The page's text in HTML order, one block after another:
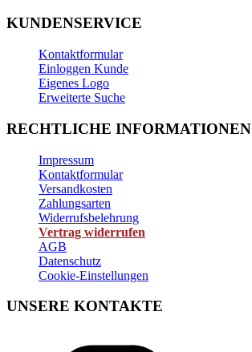
KUNDENSERVICE
Kontaktformular
Einloggen Kunde
Eigenes Logo
Erweiterte Suche
RECHTLICHE INFORMATIONEN
Impressum
Kontaktformular
Versandkosten
Zahlungsarten
Widerrufsbelehrung
Vertrag widerrufen
AGB
Datenschutz
Cookie-Einstellungen
UNSERE KONTAKTE